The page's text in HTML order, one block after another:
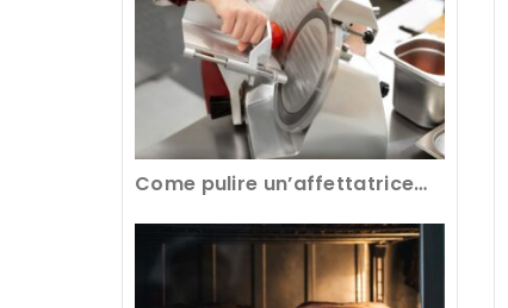
Come pulire un’affettatrice
perfetti